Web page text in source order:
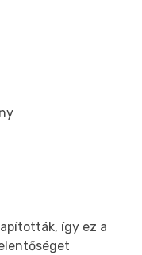
így ez a